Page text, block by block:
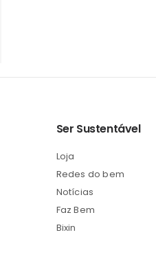
Ser Sustentável
Loja
Redes do bem
Notícias
Faz Bem
Bixin